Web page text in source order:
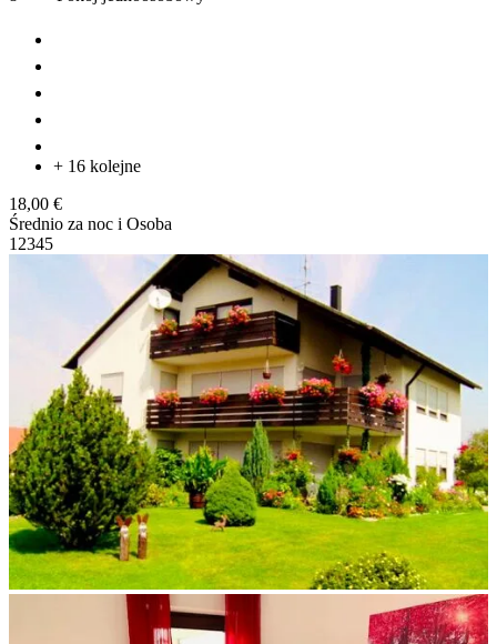
+ 16 kolejne
18,00 €
Średnio za noc i Osoba
1 2345